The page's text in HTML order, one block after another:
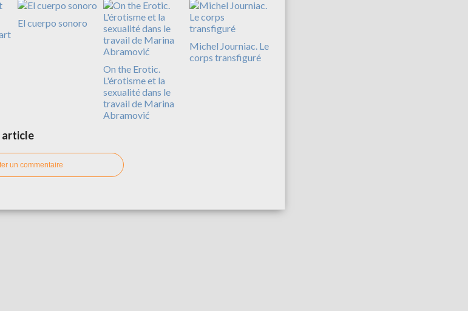
El cuerpo sonoro
On the Erotic.
L'érotisme et la
sexualité dans le
travail de Marina
Abramović
Michel Journiac. Le
corps transfiguré
article
un commentaire